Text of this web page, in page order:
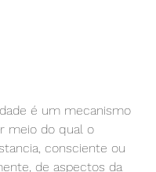
é um mecanismo
meio do qual o
consciente ou
de aspectos da